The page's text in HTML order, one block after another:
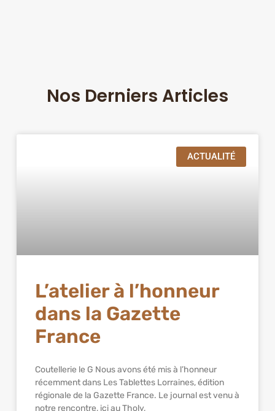
Nos Derniers Articles
ACTUALITÉ
L’atelier à l’honneur
dans la Gazette
France
Coutellerie le G Nous avons été mis à l’honneur
récemment dans Les Tablettes Lorraines, édition
régionale de la Gazette France. Le journal est venu à
notre rencontre, ici au Tholy,